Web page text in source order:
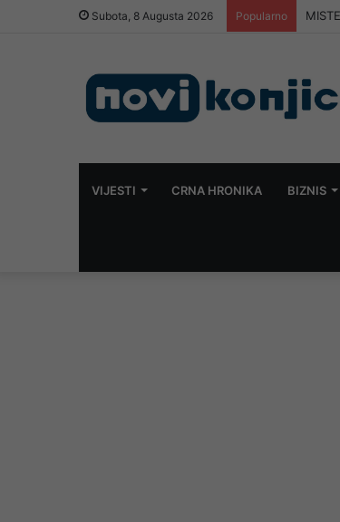
Subota, 8 Augusta 2026 Popularno
VIJESTI CRNA HRONIKA BIZNIS